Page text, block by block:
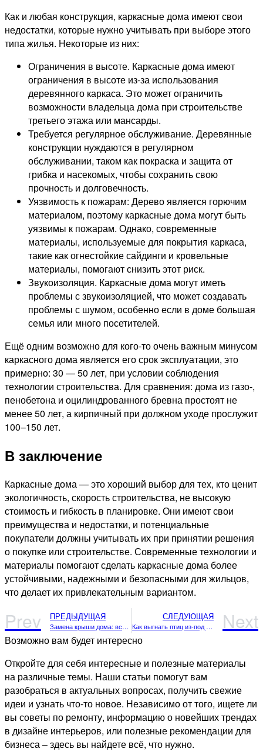
Как и любая конструкция, каркасные дома имеют свои
недостатки, которые нужно учитывать при выборе этого
типа жилья. Некоторые из них:
Ограничения в высоте. Каркасные дома имеют
ограничения в высоте из-за использования
деревянного каркаса. Это может ограничить
возможности владельца дома при строительстве
третьего этажа или мансарды.
Требуется регулярное обслуживание. Деревянные
конструкции нуждаются в регулярном
обслуживании, таком как покраска и защита от
грибка и насекомых, чтобы сохранить свою
прочность и долговечность.
Уязвимость к пожарам: Дерево является горючим
материалом, поэтому каркасные дома могут быть
уязвимы к пожарам. Однако, современные
материалы, используемые для покрытия каркаса,
такие как огнестойкие сайдинги и кровельные
материалы, помогают снизить этот риск.
Звукоизоляция. Каркасные дома могут иметь
проблемы с звукоизоляцией, что может создавать
проблемы с шумом, особенно если в доме большая
семья или много посетителей.
Ещё одним возможно для кого-то очень важным минусом
каркасного дома является его срок эксплуатации, это
примерно: 30 — 50 лет, при условии соблюдения
технологии строительства. Для сравнения: дома из газо-,
пенобетона и оцилиндрованного бревна простоят не
менее 50 лет, а кирпичный при должном уходе прослужит
100–150 лет.
В заключение
Каркасные дома — это хороший выбор для тех, кто ценит
экологичность, скорость строительства, не высокую
стоимость и гибкость в планировке. Они имеют свои
преимущества и недостатки, и потенциальные
покупатели должны учитывать их при принятии решения
о покупке или строительстве. Современные технологии и
материалы помогают сделать каркасные дома более
устойчивыми, надежными и безопасными для жильцов,
что делает их привлекательным вариантом.
Prev ПРЕДЫДУЩАЯ
Замена крыши дома: все, что нужно знать от А до Я
СЛЕДУЮЩАЯ
Как выгнать птиц из-под крыши дома: 8 эффективных способов Next
Возможно вам будет интересно
Откройте для себя интересные и полезные материалы
на различные темы. Наши статьи помогут вам
разобраться в актуальных вопросах, получить свежие
идеи и узнать что-то новое. Независимо от того, ищете ли
вы советы по ремонту, информацию о новейших трендах
в дизайне интерьеров, или полезные рекомендации для
бизнеса – здесь вы найдете всё, что нужно.